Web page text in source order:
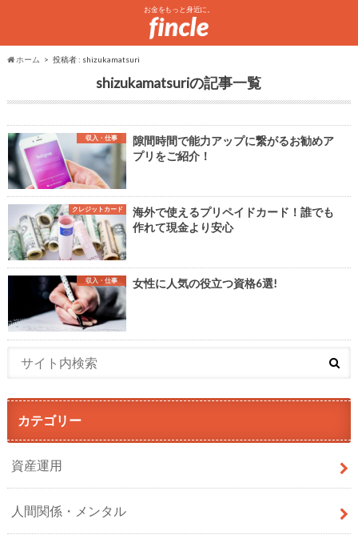
お金をもっと身近に。
ホーム 投稿者 : shizukamatsuri
shizukamatsuri
収入・仕事
隙間時間で能力アップに繋がるお勧めア
プリをご紹介！
クレジットカード
海外で使えるプリペイドカード！誰でも
作れて現金より安心
収入・仕事 女性に人気の役立つ資格6選!
カテゴリー
資産運用
人間関係・メンタル